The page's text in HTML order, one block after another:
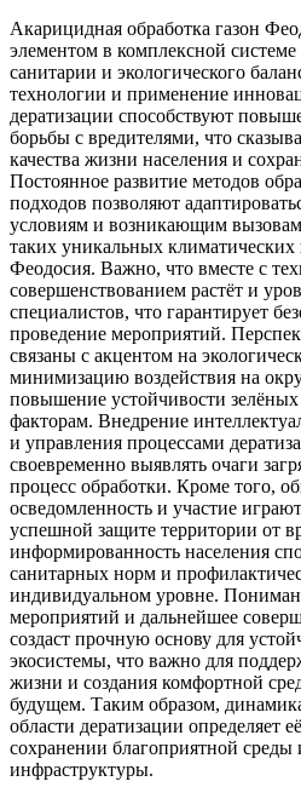
Акарицидная обработка газон
элементом в комплексной
санитарии и экологического
технологии и применение
дератизации способствуют
борьбы с вредителями, что
качества жизни населения и
Постоянное развитие методов
подходов позволяют
условиям и возникающим
таких уникальных климатических
Феодосия. Важно, что вместе с
совершенствованием растёт и
специалистов, что гарантирует
проведение мероприятий.
связаны с акцентом на
минимизацию воздействия на
повышение устойчивости
факторам. Внедрение
и управления процессами
своевременно выявлять очаги
процесс обработки. Кроме того,
осведомленность и участие
успешной защите территории от
информированность населения
санитарных норм и
индивидуальном уровне.
мероприятий и дальнейшее
создаст прочную основу для
экосистемы, что важно для
жизни и создания комфортной
будущем. Таким образом,
области дератизации определяет
сохранении благоприятной среды
инфраструктуры.